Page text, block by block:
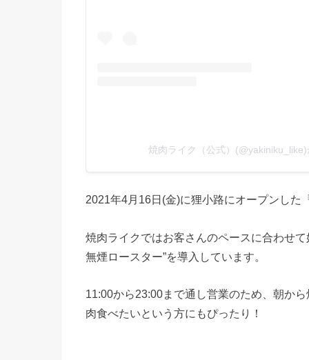
焼肉ライク（公式）
2021年4月16日(金)に狸小路にオープンした
焼肉ライクではお客さんのペースに合わせ
無煙ロースター”を導入しています。
11:00から23:00まで通し営業のため、朝か
肉食べたいという方にもぴったり！